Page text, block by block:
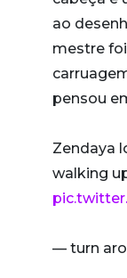
ao
mestre
pensou
Zendaya
walking
— turn